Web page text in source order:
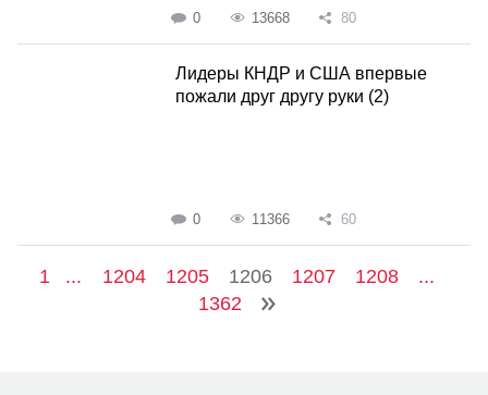
0 13668 80
Лидеры КНДР и США впервые
пожали друг другу руки (2)
0 11366 60
1 ... 1204 1205 1206 1207 1208
...
1362